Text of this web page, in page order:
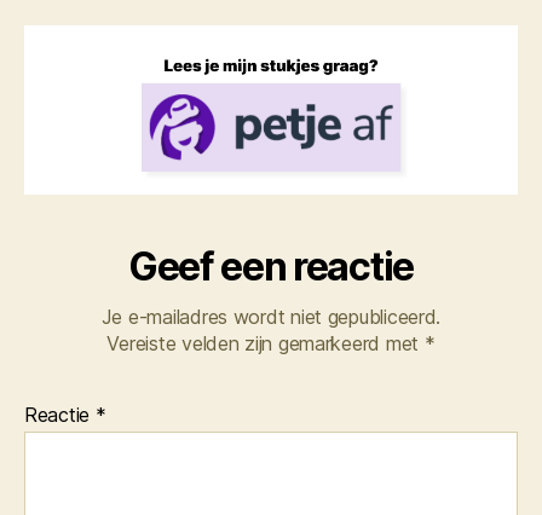
Geef een reactie
Je e-mailadres wordt niet gepubliceerd.
Vereiste velden zijn gemarkeerd met *
Reactie *